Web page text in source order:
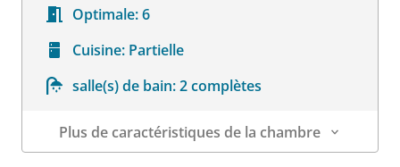
Optimale:6
Cuisine: Partielle
salle(s) de bain:2 complètes
Plus de caractéristiques de la chambre